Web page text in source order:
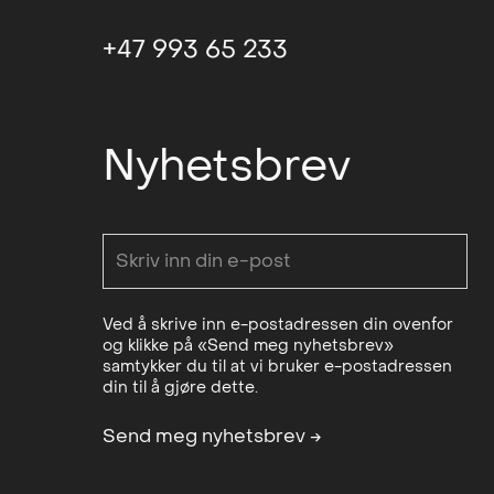
+47 993 65 233
Nyhetsbrev
Ved å skrive inn e-postadressen din ovenfor
og klikke på «Send meg nyhetsbrev»
samtykker du til at vi bruker e-postadressen
din til å gjøre dette.
Send meg nyhetsbrev→